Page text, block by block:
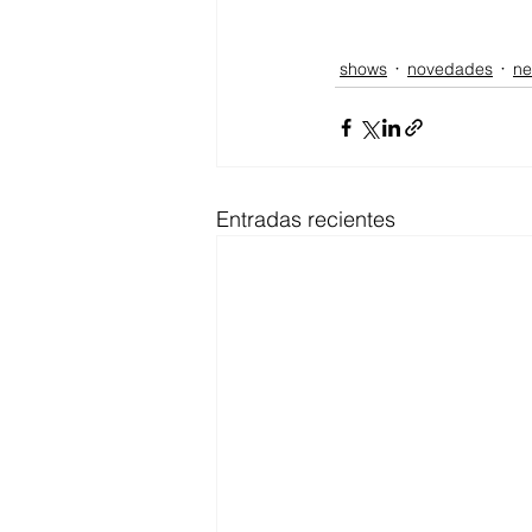
shows novedades
Entradas recientes